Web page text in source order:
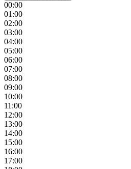
00:00
01:00
02:00
03:00
04:00
05:00
06:00
07:00
08:00
09:00
10:00
11:00
12:00
13:00
14:00
15:00
16:00
17:00